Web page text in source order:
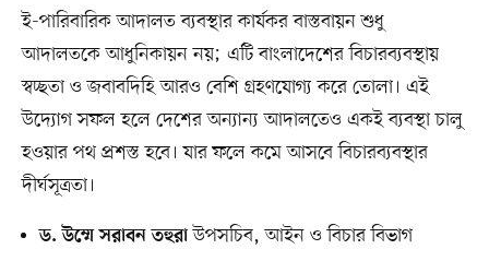
ই-পারিবারিক আদালত ব্যবস্থার কার্যকর বাস্তবায়ন শুধু
আদালতকে আধুনিকায়ন নয়; এটি বাংলাদেশের বিচারব্যবস্থায়
স্বচ্ছতা ও জবাবদিহি আরও বেশি গ্রহণযোগ্য করে তোলা। এই
উদ্যোগ সফল হলে দেশের অন্যান্য আদালতেও একই ব্যবস্থা চালু
হওয়ার পথ প্রশস্ত হবে। যার ফলে কমে আসবে বিচারব্যবস্থার
দীর্ঘসূত্রতা।
ড. উম্মে সরাবন তহুরাউপসচিব, আইন ও বিচার বিভাগ